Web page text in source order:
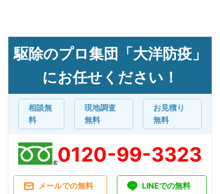
駆除のプロ集団「大洋防疫」
にお任せください！
相談無
料
現地調査
無料
お見積り
無料
0120-99-3323
メールでの無料
LINEでの無料